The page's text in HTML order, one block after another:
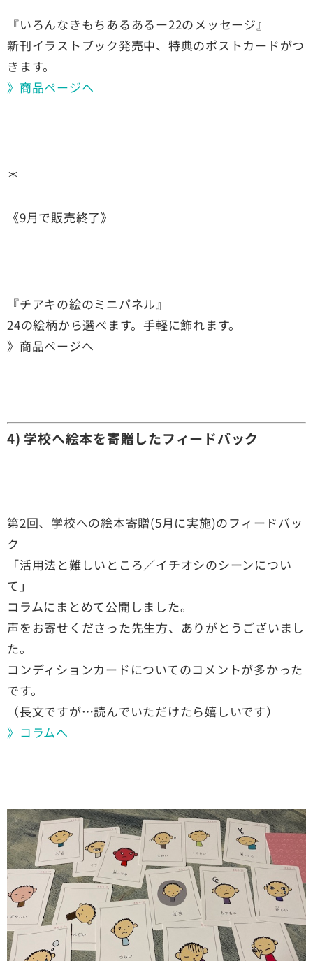
『いろんなきもちあるあるー22のメッセージ』
新刊イラストブック発売中、特典のポストカードがつ
きます。
》商品ページへ
＊
《9月で販売終了》
『チアキの絵のミニパネル』
24の絵柄から選べます。手軽に飾れます。
》商品ページへ
4) 学校へ絵本を寄贈したフィードバック
第2回、学校への絵本寄贈(5月に実施)のフィードバッ
ク
「活用法と難しいところ／イチオシのシーンについ
て」
コラムにまとめて公開しました。
声をお寄せくださった先生方、ありがとうございまし
た。
コンディションカードについてのコメントが多かった
です。
（長文ですが…読んでいただけたら嬉しいです）
》コラムへ